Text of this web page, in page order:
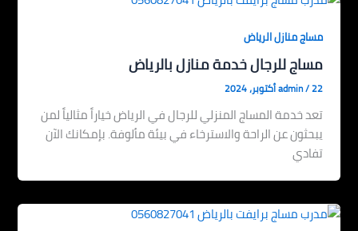
مساج منازل الرياض
مساج للرجال خدمة منازل بالرياض
admin/22 أكتوبر، 2024
تعد خدمة المساج المنزلي للرجال في الرياض خياراً مثالياً لمن
يبحثون عن الراحة والاسترخاء في بيئة مألوفة. بإمكانك الآن
تفادي